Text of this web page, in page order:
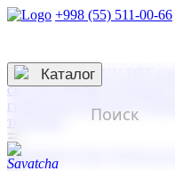
+998 (55) 511-00-66
3D гравировка
смолой (Doming)
гравировка твердая
тиснение
☰
Контакты
Каталог